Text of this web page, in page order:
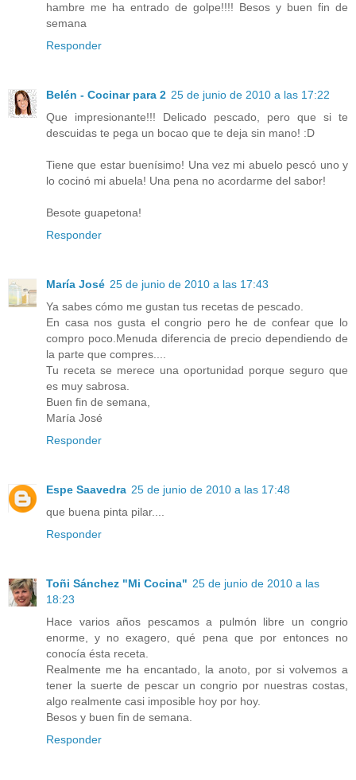
hambre me ha entrado de golpe!!!! Besos y buen fin de
semana
Responder
Belén - Cocinar para 2 25 de junio de 2010 a las 17:22
Que impresionante!!! Delicado pescado, pero que si te
descuidas te pega un bocao que te deja sin mano! :D
Tiene que estar buenísimo! Una vez mi abuelo pescó uno y
lo cocinó mi abuela! Una pena no acordarme del sabor!
Besote guapetona!
Responder
María José 25 de junio de 2010 a las 17:43
Ya sabes cómo me gustan tus recetas de pescado.
En casa nos gusta el congrio pero he de confear que lo
compro poco.Menuda diferencia de precio dependiendo de
la parte que compres....
Tu receta se merece una oportunidad porque seguro que
es muy sabrosa.
Buen fin de semana,
María José
Responder
Espe Saavedra 25 de junio de 2010 a las 17:48
que buena pinta pilar....
Responder
Toñi Sánchez "Mi Cocina" 25 de junio de 2010 a las
18:23
Hace varios años pescamos a pulmón libre un congrio
enorme, y no exagero, qué pena que por entonces no
conocía ésta receta.
Realmente me ha encantado, la anoto, por si volvemos a
tener la suerte de pescar un congrio por nuestras costas,
algo realmente casi imposible hoy por hoy.
Besos y buen fin de semana.
Responder